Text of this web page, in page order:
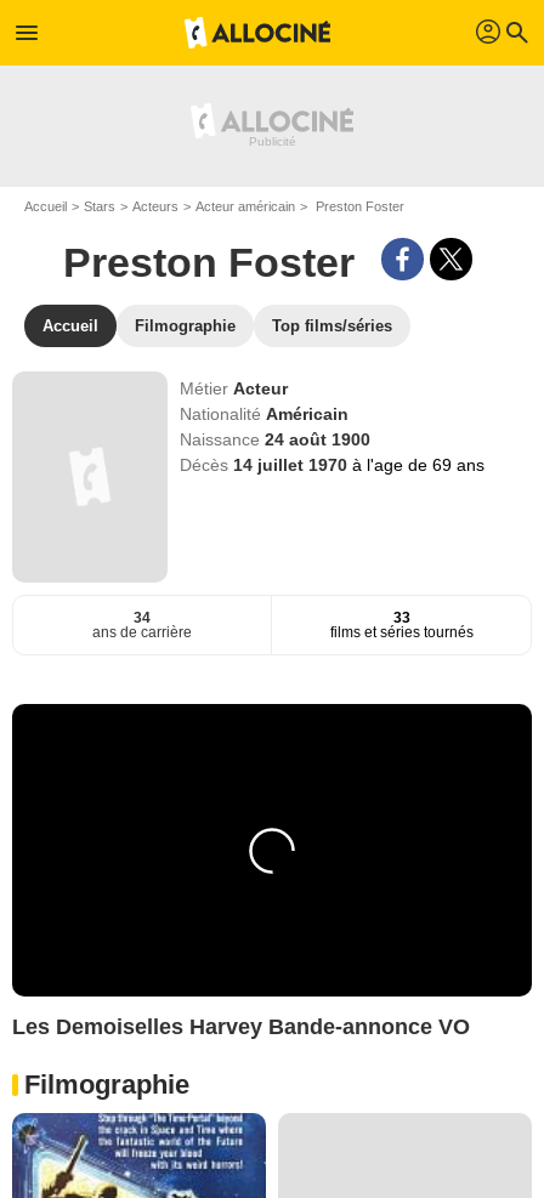
menu profil search
Accueil Stars Acteurs Acteur américain Preston Foster
Preston Foster
Accueil Filmographie Top films/séries
MétierActeur
NationalitéAméricain
Naissance24 août 1900
Décès 14 juillet 1970à l'age de 69 ans
34
ans de carrière
33
films et séries tournés
Les Demoiselles Harvey Bande-annonce VO
Filmographie